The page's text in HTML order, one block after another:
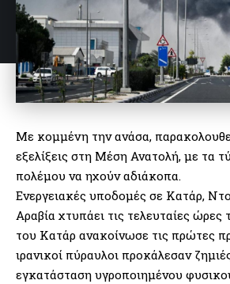
Με κομμένη την ανάσα,
εξελίξεις στη Μέση Ανατολή, με τα
πολέμου να ηχούν αδιάκοπα.
Ενεργειακές υποδομές σε Κατάρ,
Αραβία χτυπάει τις τελευταίες ώρες
του Κατάρ ανακοίνωσε τις πρώτες
ιρανικοί πύραυλοι προκάλεσαν
εγκατάσταση υγροποιημένου